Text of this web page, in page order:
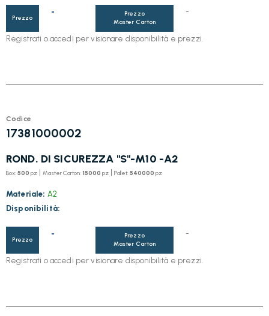
Prezzo
-
Prezzo
Master Carton
-
Registrati o accedi per visionare disponibilità e prezzi.
Codice
17381000002
ROND. DI SICUREZZA "S"-M10 -A2
Box: 500 pz Master Carton: 15000 pz Pallet: 540000 pz
Materiale: A2
Disponibilità:
Prezzo
-
Prezzo
Master Carton
-
Registrati o accedi per visionare disponibilità e prezzi.